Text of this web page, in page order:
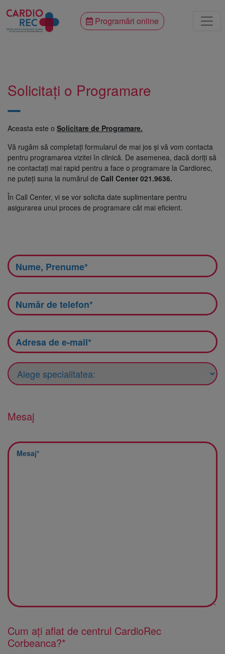
Programări online
Solicitați o Programare
Aceasta este o Solicitare de Programare.
Vă rugăm să completați formularul de mai jos și vă vom contacta
pentru programarea vizitei în clinică. De asemenea, dacă doriți să
ne contactați mai rapid pentru a face o programare la Cardiorec,
ne puteți suna la numărul de Call Center 021.9636.
În Call Center, vi se vor solicita date suplimentare pentru
asigurarea unui proces de programare cât mai eficient.
Mesaj
Cum ați aflat de centrul CardioRec
Corbeanca?*